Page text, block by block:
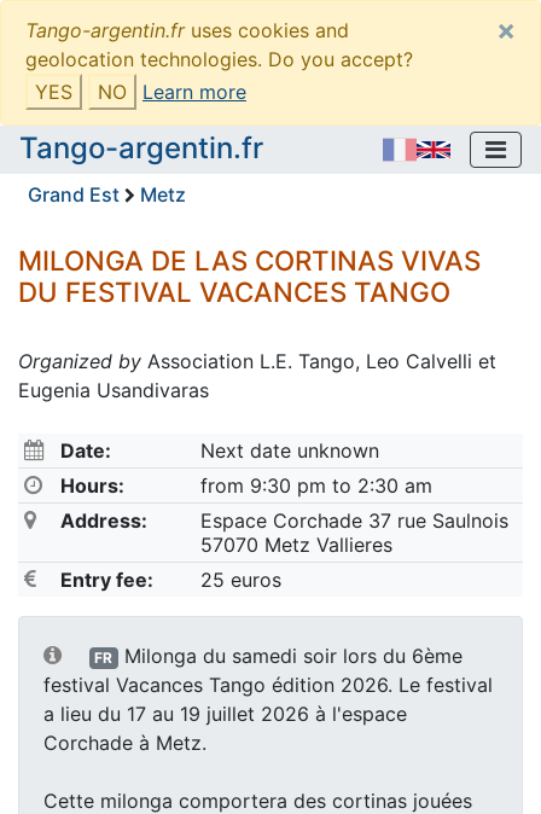
Tango-argentin.fruses cookies and
geolocation technologies. Do you accept?
YES
NO Learn more
×
Tango-argentin.fr
Grand Est Metz
MILONGA DE LAS CORTINAS VIVAS
DU FESTIVAL VACANCES TANGO
Organized by Association L.E. Tango, Leo Calvelli et
Eugenia Usandivaras
Date:
Next date unknown
Hours:
from 9:30 pm to 2:30 am
Address:
Espace Corchade 37 rue Saulnois
57070 Metz Vallieres
Entry fee:
25 euros
FR
Milonga du samedi soir lors du 6ème
festival Vacances Tango édition 2026. Le festival
a lieu du 17 au 19 juillet 2026 à l'espace
Corchade à Metz.
Cette milonga comportera des cortinas jouées